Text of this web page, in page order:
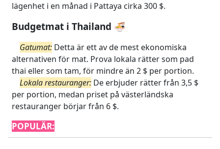
lägenhet i en månad i Pattaya cirka 300 $.
Budgetmat i Thailand 🍜
Gatumat: Detta är ett av de mest ekonomiska
alternativen för mat. Prova lokala rätter som pad
thai eller som tam, för mindre än 2 $ per portion.
Lokala restauranger: De erbjuder rätter från 3,5 $
per portion, medan priset på västerländska
restauranger börjar från 6 $.
POPULÄR: